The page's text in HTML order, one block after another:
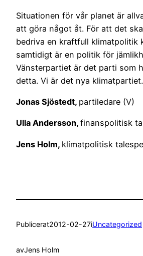
Situationen för vår planet är
att göra något åt. För att det
bedriva en kraftfull klimatpolitik
samtidigt är en politik för
Vänsterpartiet är det parti som
detta. Vi är det nya klimatpartiet.
Jonas Sjöstedt, partiledare (V)
Ulla Andersson, finanspolitisk
Jens Holm, klimatpolitisk
Publicerat2012-02-27iUncategorized
avJens Holm